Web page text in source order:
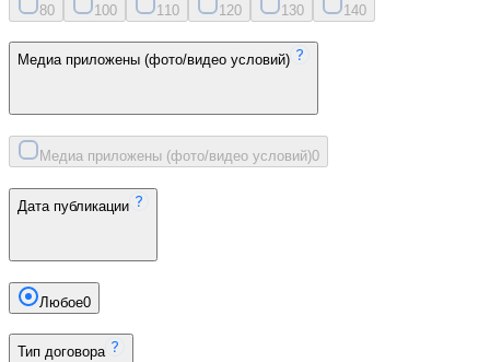
80 100 11 0 120 130 140
Медиа приложены (фото/видео условий)
Медиа приложены (фото/видео условий)0
Дата публикации
Любое0
Тип договора